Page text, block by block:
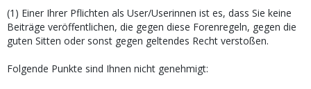
(1) Einer Ihrer Pflichten als User/Userinnen ist es, dass Sie keine
Beiträge veröffentlichen, die gegen diese Forenregeln, gegen die
guten Sitten oder sonst gegen geltendes Recht verstoßen.
Folgende Punkte sind Ihnen nicht genehmigt: